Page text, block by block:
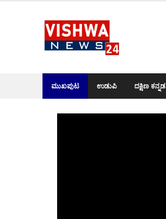
ಮುಖಪುಟ ಉಡುಪಿ ದಕ್ಷಿಣ ಕನ್ನಡ